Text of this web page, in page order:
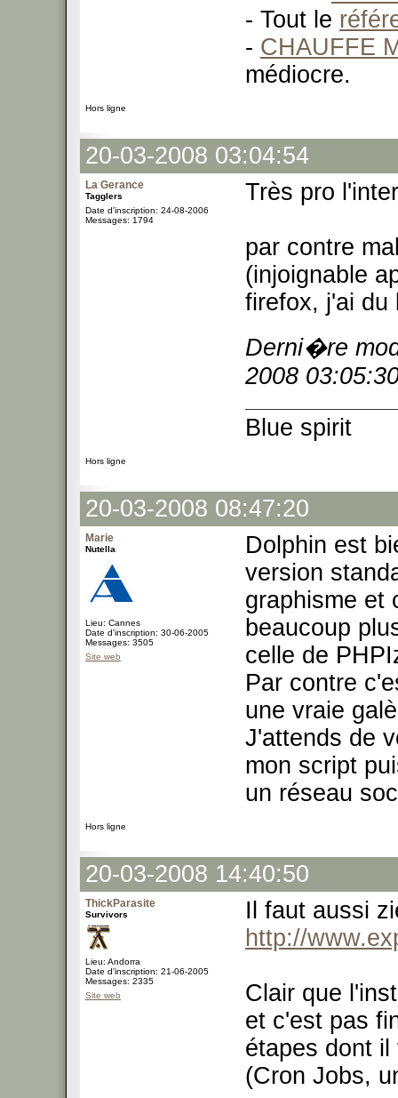
- Tout le
- CHAUFFE
médiocre.
Hors ligne
20-03-2008 03:04:54
La Gerance
Tagglers
Date d'inscription: 24-08-2006
Messages: 1794
Très pro
par contre
(injoignable
firefox, j'ai
Derni�re
2008
Blue spirit
Hors ligne
20-03-2008 08:47:20
Marie
Nutella
Lieu: Cannes
Date d'inscription: 30-06-2005
Messages: 3505
Site web
Dolphin est
version
graphisme et
beaucoup
celle de
Par contre
une vraie
J'attends de
mon script
un réseau
Hors ligne
20-03-2008 14:40:50
ThickParasite
Survivors
Lieu: Andorra
Date d'inscription: 21-06-2005
Messages: 2335
Site web
Il faut aussi
http://
Clair que
et c'est pas
étapes dont
(Cron Jobs,